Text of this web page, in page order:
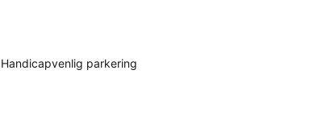
Handicapvenlig parkering